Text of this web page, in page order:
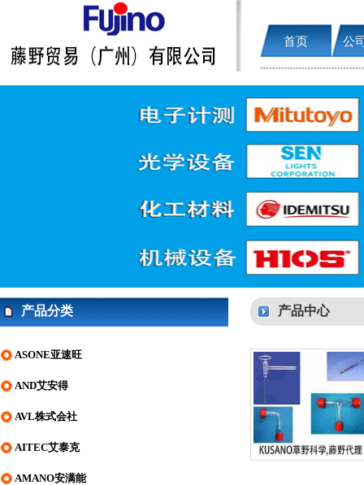
首页 公
产品分类
ASONE亚速旺
AND艾安得
AVL株式会社
AITEC艾泰克
AMANO安满能
产品中心